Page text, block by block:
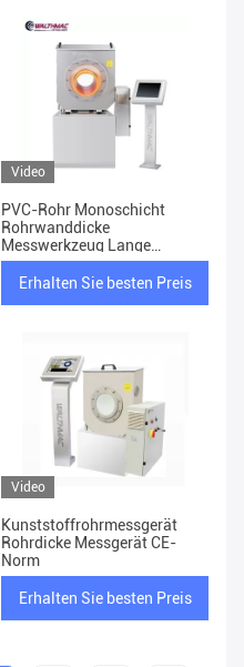
Video
PVC-Rohr Monoschicht
Rohrwanddicke
Messwerkzeug Lange
Datensparen
Erhalten Sie besten Preis
Video
Kunststoffrohrmessgerät
Rohrdicke Messgerät CE-
Norm
Erhalten Sie besten Preis